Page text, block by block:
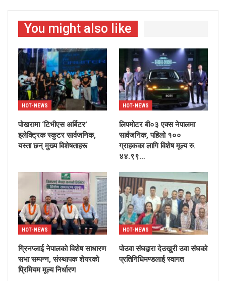
You might also like
HOT-NEWS
पोखरामा ‘टिभीएस अर्बिटर’
इलेक्ट्रिक स्कुटर सार्वजनिक,
यस्ता छन् मुख्य विशेषताहरू
HOT-NEWS
लिपमोटर बी०३ एक्स नेपालमा
सार्वजनिक, पहिलो १००
ग्राहकका लागि विशेष मूल्य रु.
४४.९९…
HOT-NEWS
ग्रिनप्लाई नेपालको विशेष साधारण
सभा सम्पन्न, संस्थापक शेयरको
प्रिमियम मूल्य निर्धारण
HOT-NEWS
पोउवा संघद्वारा देउखुरी उवा संघको
प्रतिनिधिमण्डलाई स्वागत